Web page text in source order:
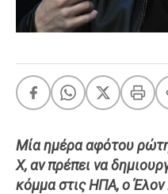
Xmas
LIFE
Ταξίδια
Style
Σπίτι
Family
Mία ημέρα αφότου
X, αν πρέπει να
κόμμα στις ΗΠΑ, ο